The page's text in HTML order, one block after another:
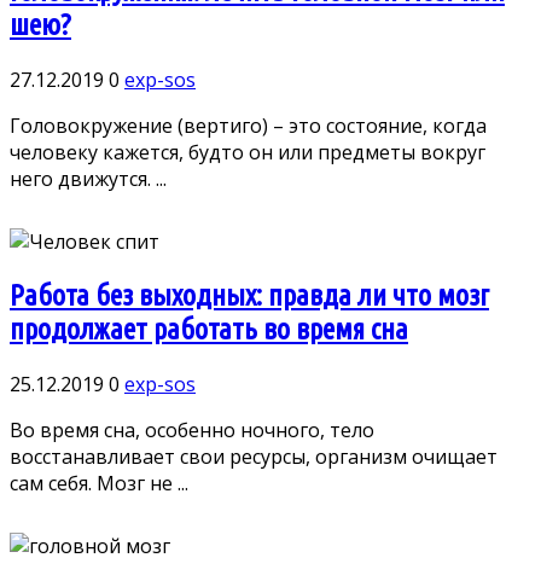
шею?
27.12.2019 0 exp-sos
Головокружение (вертиго) – это состояние, когда
человеку кажется, будто он или предметы вокруг
него движутся. ...
Работа без выходных: правда ли что мозг
продолжает работать во время сна
25.12.2019 0 exp-sos
Во время сна, особенно ночного, тело
восстанавливает свои ресурсы, организм очищает
сам себя. Мозг не ...